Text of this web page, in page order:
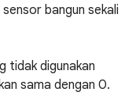
bangun sekali
tidak digunakan
sama dengan 0.